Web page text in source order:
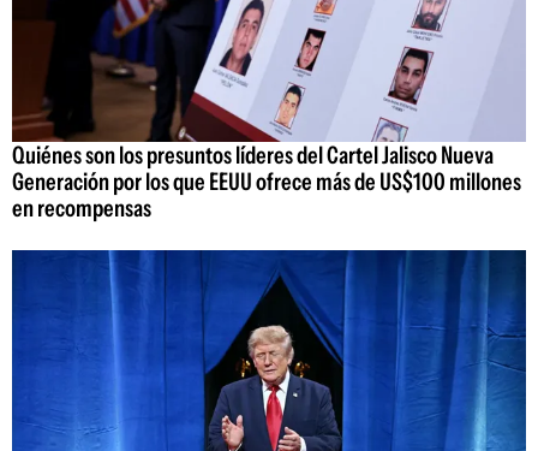
Quiénes son los presuntos líderes del Cartel Jalisco Nueva
Generación por los que EEUU ofrece más de US$100 millones
en recompensas